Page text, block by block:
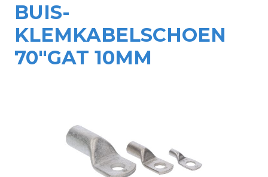
BUIS-
KLEMKABELSCHOEN
70″GAT 10MM